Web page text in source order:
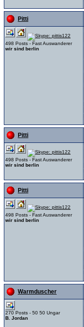
Pitti
498 Posts - Fast Auswanderer
wir sind berlin
Pitti
498 Posts - Fast Auswanderer
wir sind berlin
Pitti
498 Posts - Fast Auswanderer
wir sind berlin
Warmduscher
270 Posts - 50 50 Ungar
B. Jordan